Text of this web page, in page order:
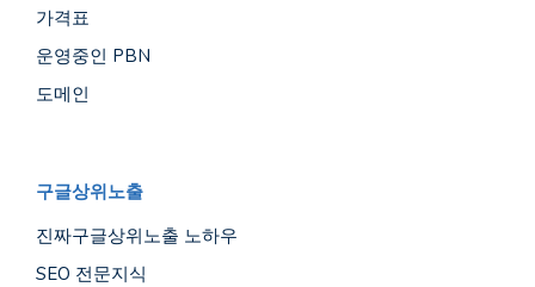
가격표
운영중인 PBN
도메인
구글상위노출
진짜구글상위노출 노하우
SEO 전문지식